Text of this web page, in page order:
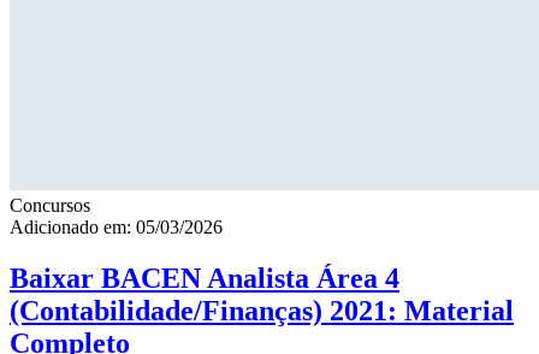
Concursos
Adicionado em: 05/03/2026
Baixar BACEN Analista Área 4
(Contabilidade/Finanças) 2021: Material
Completo